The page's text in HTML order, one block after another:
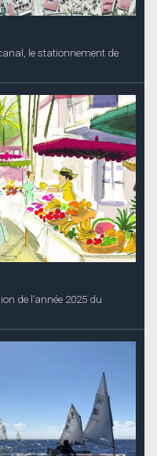
le stationnement de
de l’année 2025 du